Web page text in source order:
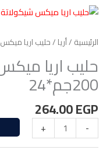
الرئيسية /أريا / حليب اريا ميكس
حليب اريا
200جم*24
264.00EGP
-
كمية
اريا
ميكس
شيكولاتة
200جم*24
+